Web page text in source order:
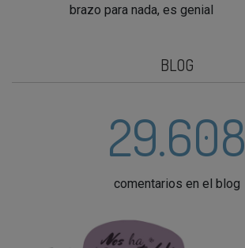
brazo para nada, es genial
BLOG
29.608
comentarios en el blog